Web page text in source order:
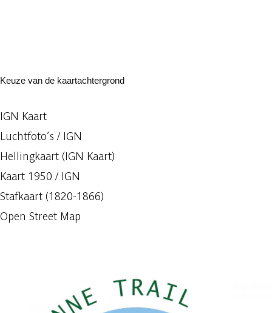
Keuze van de kaartachtergrond
IGN Kaart
Luchtfoto’s / IGN
Hellingkaart (IGN Kaart)
Kaart 1950 / IGN
Stafkaart (1820-1866)
Open Street Map